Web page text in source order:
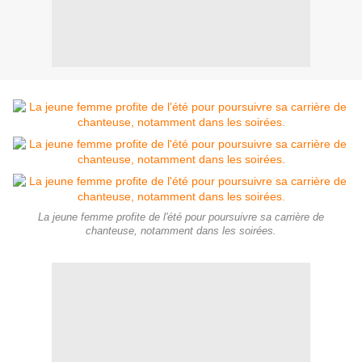
La jeune femme profite de l'été pour poursuivre sa carrière de
chanteuse, notamment dans les soirées.